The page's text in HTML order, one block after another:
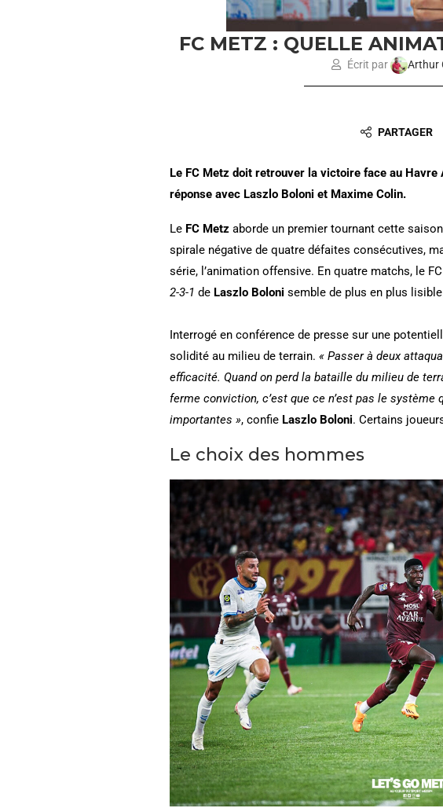
FC METZ : QUELLE
Écrit par Arthur
PARTAGER
Le FC Metz doit retrouver la victoire face au
réponse avec Laszlo Boloni et Maxime Colin.
Le FC Metz aborde un premier tournant cette
spirale négative de quatre défaites consécutives,
série, l’animation offensive. En quatre matchs, le
2-3-1 de Laszlo Boloni semble de plus en plus
Interrogé en conférence de presse sur une
solidité au milieu de terrain. « Passer à deux
efficacité. Quand on perd la bataille du milieu de
ferme conviction, c’est que ce n’est pas le
importantes », confie Laszlo Boloni. Certains
Le choix des hommes